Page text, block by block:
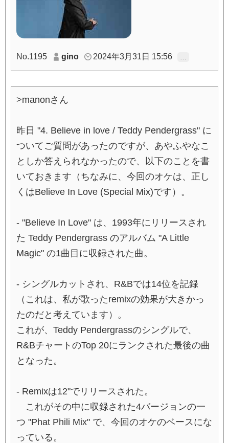
No.1195 gino 2024年3月31日 15:56
>manonさん
昨日 "4. Believe in love / Teddy Pendergrass" に
ついてご質問があったのですが、あやふやなこ
としか答えられなかったので、以下のことを書
いておきます（ちなみに、今回のオケは、正し
くはBelieve In Love (Special Mix)です）。
- "Believe In Love" は、1993年にリリースされ
た Teddy Pendergrass のアルバム "A Little
Magic" の1曲目に収録された曲。
- シングルカットされ、R&Bでは14位を記録
（これは、私が歌ったremixの効果が大きかっ
たのだと考えています）。
これが、Teddy Pendergrassのシングルで、
R&BチャートのTop 20にランクされた最後の曲
となった。
- Remixは12"でリリースされた。
これがその中に収録された4バージョンの一
つ "Phat Phili Mix" で、今回のオケのベースにな
っている。